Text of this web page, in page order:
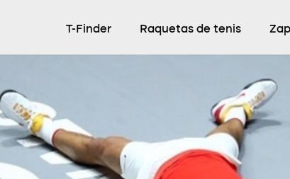
T-Finder Raquetas de tenis